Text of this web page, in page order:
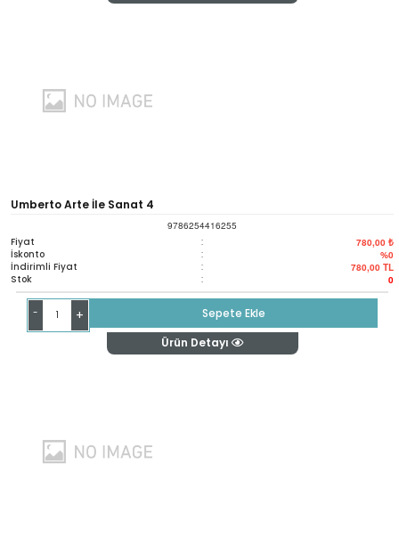
Umberto Arte İle Sanat 4
9786254416255
Fiyat : 780,00 ₺
İskonto : %0
İndirimli Fiyat : 780,00 TL
Stok : 0
- +
Sepete Ekle
Ürün Detayı